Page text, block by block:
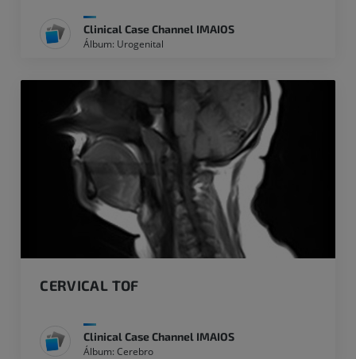
Clinical Case Channel IMAIOS
Álbum: Urogenital
CERVICAL TOF
Clinical Case Channel IMAIOS
Álbum: Cerebro